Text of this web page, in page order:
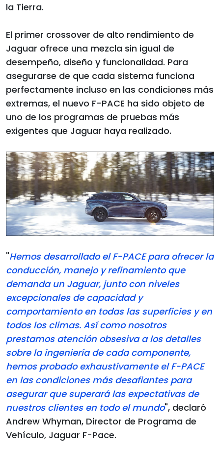
la Tierra.
El primer crossover de alto rendimiento de
Jaguar ofrece una mezcla sin igual de
desempeño, diseño y funcionalidad. Para
asegurarse de que cada sistema funciona
perfectamente incluso en las condiciones más
extremas, el nuevo F-PACE ha sido objeto de
uno de los programas de pruebas más
exigentes que Jaguar haya realizado.
"Hemos desarrollado el F-PACE para ofrecer la
conducción, manejo y refinamiento que
demanda un Jaguar, junto con niveles
excepcionales de capacidad y
comportamiento en todas las superficies y en
todos los climas. Así como nosotros
prestamos atención obsesiva a los detalles
sobre la ingeniería de cada componente,
hemos probado exhaustivamente el F-PACE
en las condiciones más desafiantes para
asegurar que superará las expectativas de
nuestros clientes en todo el mundo", declaró
Andrew Whyman, Director de Programa de
Vehículo, Jaguar F-Pace.